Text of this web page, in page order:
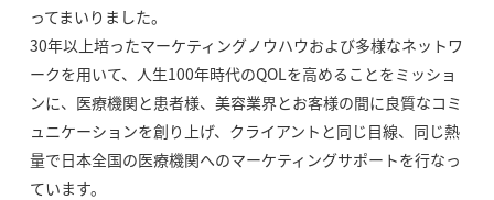
ってまいりました。
30年以上培ったマーケティングノウハウおよび多様なネットワ
ークを用いて、人生100年時代のQOLを高めることをミッショ
ンに、医療機関と患者様、美容業界とお客様の間に良質なコミ
ュニケーションを創り上げ、クライアントと同じ目線、同じ熱
量で日本全国の医療機関へのマーケティングサポートを行なっ
ています。